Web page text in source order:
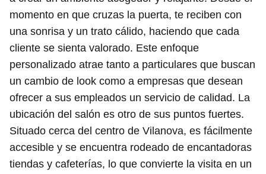
momento en que cruzas la puerta, te reciben con
una sonrisa y un trato cálido, haciendo que cada
cliente se sienta valorado. Este enfoque
personalizado atrae tanto a particulares que buscan
un cambio de look como a empresas que desean
ofrecer a sus empleados un servicio de calidad. La
ubicación del salón es otro de sus puntos fuertes.
Situado cerca del centro de Vilanova, es fácilmente
accesible y se encuentra rodeado de encantadoras
tiendas y cafeterías, lo que convierte la visita en un